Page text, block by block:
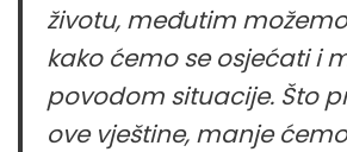
životu, međutim
kako ćemo se osjećati i
povodom situacije. Što
ove vještine, manje